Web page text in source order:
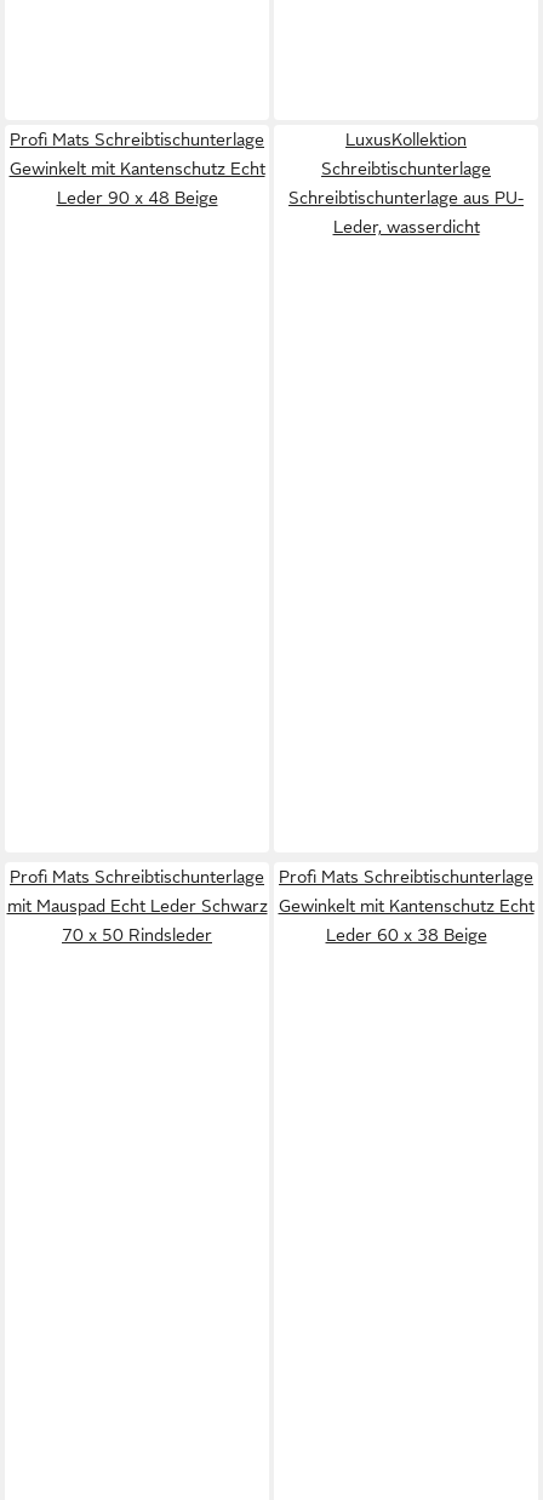
Profi Mats Schreibtischunterlage
Gewinkelt mit Kantenschutz Echt
Leder 90 x 48 Beige
LuxusKollektion
Schreibtischunterlage
Schreibtischunterlage aus PU-
Leder, wasserdicht
Profi Mats Schreibtischunterlage
mit Mauspad Echt Leder Schwarz
70 x 50 Rindsleder
Profi Mats Schreibtischunterlage
Gewinkelt mit Kantenschutz Echt
Leder 60 x 38 Beige